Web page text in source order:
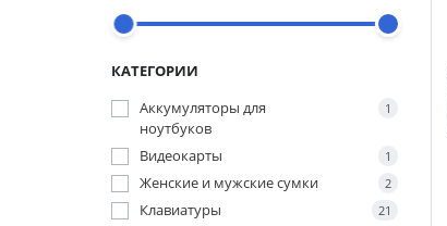
КАТЕГОРИИ
Аккумуляторы для
ноутбуков
1
Видеокарты 1
Женские и мужские сумки 2
Клавиатуры 21